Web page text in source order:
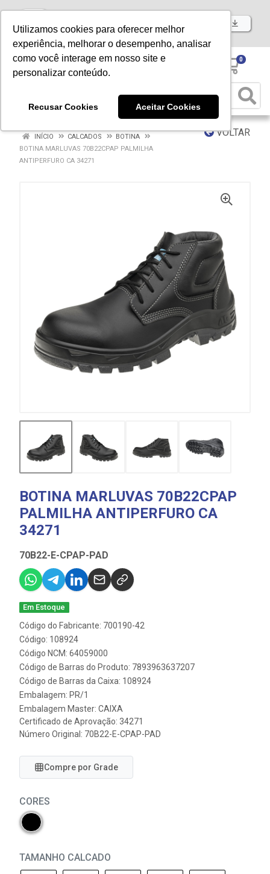
Utilizamos cookies para oferecer melhor
experiência, melhorar o desempenho, analisar
como você interage em nosso site e
personalizar conteúdo.
Recusar Cookies Aceitar Cookies
Baixe já nosso APP
0
VOLTAR
INÍCIO CALCADOS
BOTINA
BOTINA MARLUVAS 70B22CPAP PALMILHA
ANTIPERFURO CA 34271
BOTINA MARLUVAS 70B22CPAP
PALMILHA ANTIPERFURO CA
34271
70B22-E-CPAP-PAD
Em Estoque
Código do Fabricante: 700190-42
Código: 108924
Código NCM: 64059000
Código de Barras do Produto: 7893963637207
Código de Barras da Caixa: 108924
Embalagem: PR/1
Embalagem Master: CAIXA
Certificado de Aprovação: 34271
Número Original: 70B22-E-CPAP-PAD
Compre por Grade
CORES
TAMANHO CALCADO